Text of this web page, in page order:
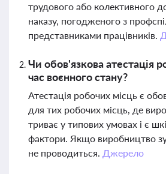
трудового або колективного
наказу, погодженого з
представниками працівників.
Чи обов'язкова атестація
час воєнного стану?
Атестація робочих місць є
для тих робочих місць, де
триває у типових умовах і є
фактори. Якщо виробництво
не проводиться. Джерело